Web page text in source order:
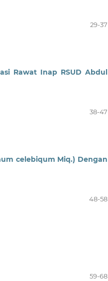
29-37
Rawat Inap RSUD Abdul
38-47
celebiqum Miq.) Dengan
48-58
59-68